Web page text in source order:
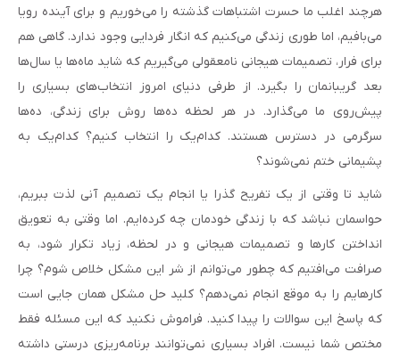
هرچند اغلب ما حسرت اشتباهات گذشته را می‌خوریم و برای آینده رویا
می‌بافیم، اما طوری زندگی می‌کنیم که انگار فردایی وجود ندارد. گاهی هم
برای فرار، تصمیمات هیجانی نامعقولی می‌گیریم که شاید ماه‌ها یا سال‌ها
بعد گریبانمان را بگیرد. از طرفی دنیای امروز انتخاب‌های بسیاری را
پیش‌روی ما می‌گذارد. در هر لحظه ده‌ها روش برای زندگی، ده‌ها
سرگرمی در دسترس هستند. کدام‌یک را انتخاب کنیم؟ کدام‌یک به
پشیمانی ختم نمی‌شوند؟
شاید تا وقتی از یک تفریح گذرا یا انجام یک تصمیم آنی لذت ببریم،
حواسمان نباشد که با زندگی خودمان چه کرده‌ایم. اما وقتی به تعویق
انداختن کارها و تصمیمات هیجانی و در لحظه، زیاد تکرار شود، به
صرافت می‌افتیم که چطور می‌توانم از شر این مشکل خلاص شوم؟ چرا
کارهایم را به موقع انجام نمی‌دهم؟ کلید حل مشکل همان جایی است
که پاسخ این سوالات را پیدا کنید. فراموش نکنید که این مسئله فقط
مختص شما نیست. افراد بسیاری نمی‌توانند برنامه‌ریزی درستی داشته